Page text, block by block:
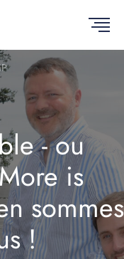
- ou
is
sommes
!